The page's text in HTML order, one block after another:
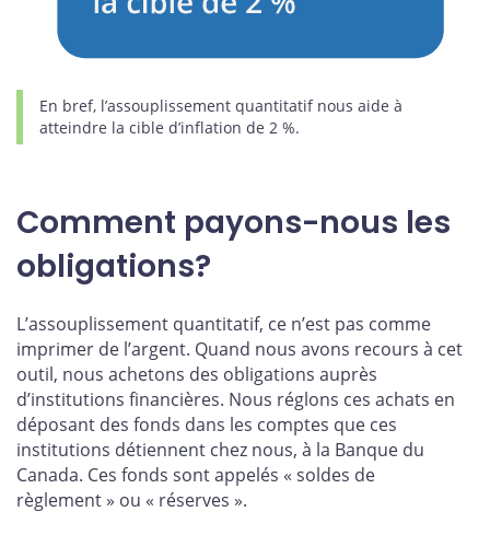
En bref, l’assouplissement quantitatif nous aide à
atteindre la cible d’inflation de 2 %.
Comment payons-nous les
obligations?
L’assouplissement quantitatif, ce n’est pas comme
imprimer de l’argent. Quand nous avons recours à cet
outil, nous achetons des obligations auprès
d’institutions financières. Nous réglons ces achats en
déposant des fonds dans les comptes que ces
institutions détiennent chez nous, à la Banque du
Canada. Ces fonds sont appelés « soldes de
règlement » ou « réserves ».